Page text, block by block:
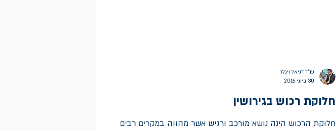
חלוקת רכוש בגירושין
חלוקת הרכוש הינה נושא מורכב ורגיש אשר מהווה במקרים רבים
עו"ד דניאל ויגלר
30 ביוני 2016